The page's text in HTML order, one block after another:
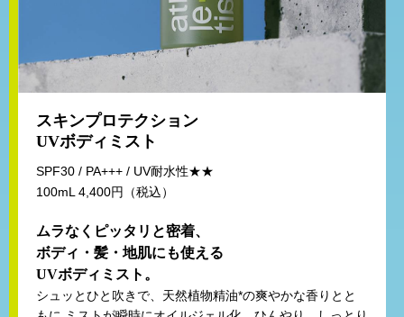
スキンプロテクション
UVボディミスト
SPF30 / PA+++ / UV耐水性★★
100mL 4,400円（税込）
ムラなくピッタリと密着、
ボディ・髪・地肌にも使える
UVボディミスト。
シュッとひと吹きで、天然植物精油*の爽やかな香りとと